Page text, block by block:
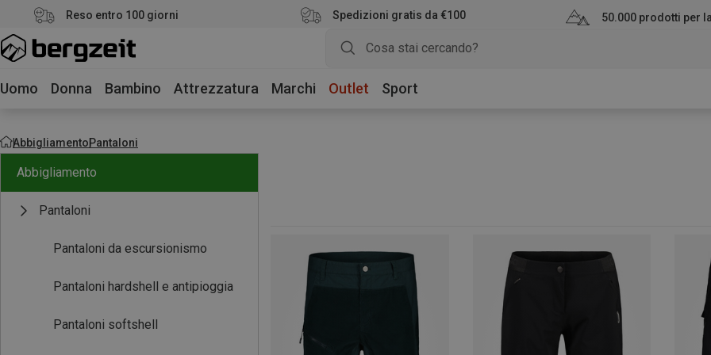
Reso entro 100 giorni Spedizioni gratis da €100 50.000 prodotti per
Uomo Donna Bambino Attrezzatura Marchi Outlet Sport
AbbigliamentoPantaloni
Abbigliamento
Pantaloni
Pantaloni da escursionismo
Pantaloni hardshell e antipioggia
Pantaloni softshell